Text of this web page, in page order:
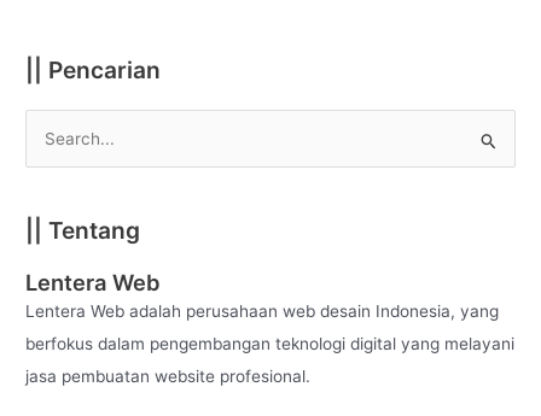
|| Pencarian
r
c
h
f
o
|| Tentang
Lentera Web
Lentera Web adalah perusahaan web desain Indonesia, yang
berfokus dalam pengembangan teknologi digital yang melayani
jasa pembuatan website profesional.